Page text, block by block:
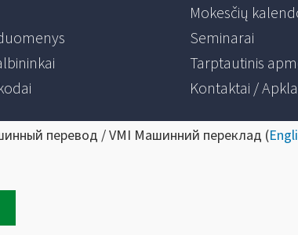
Mokesčių
Seminarai
Tarptautinis
Kontaktai /
перевод / VMI Машинний переклад (